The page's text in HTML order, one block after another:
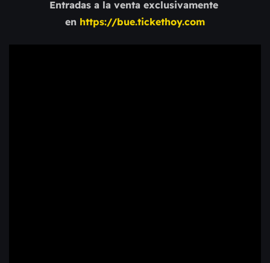
Entradas a la venta exclusivamente
en https://bue.tickethoy.com